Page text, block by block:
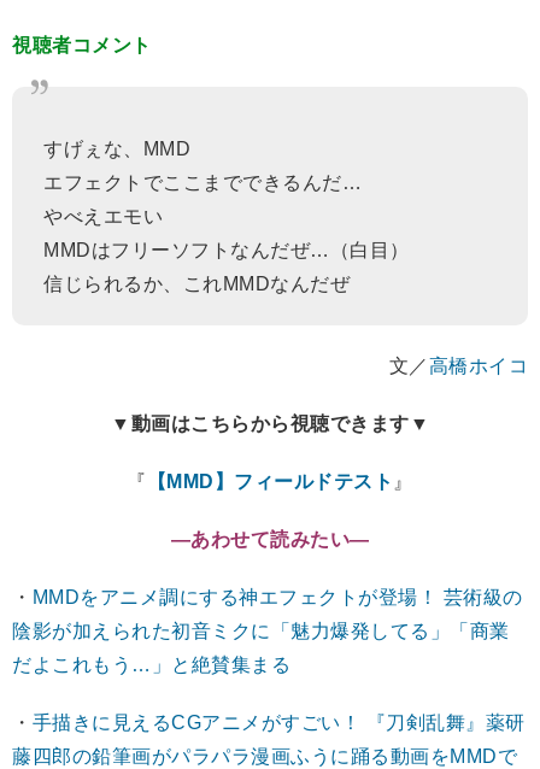
視聴者コメント
すげぇな、MMD
エフェクトでここまでできるんだ…
やべえエモい
MMDはフリーソフトなんだぜ…（白目）
信じられるか、これMMDなんだぜ
文／高橋ホイコ
▼動画はこちらから視聴できます▼
『 【MMD】フィールドテスト 』
―あわせて読みたい―
・ MMDをアニメ調にする神エフェクトが登場！ 芸術級の
陰影が加えられた初音ミクに「魅力爆発してる」「商業
だよこれもう…」と絶賛集まる
・ 手描きに見えるCGアニメがすごい！ 『刀剣乱舞』薬研
藤四郎の鉛筆画がパラパラ漫画ふうに踊る動画をMMDで